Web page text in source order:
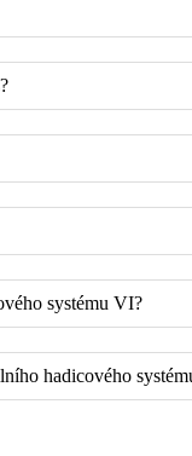
systému VI?
hadicového